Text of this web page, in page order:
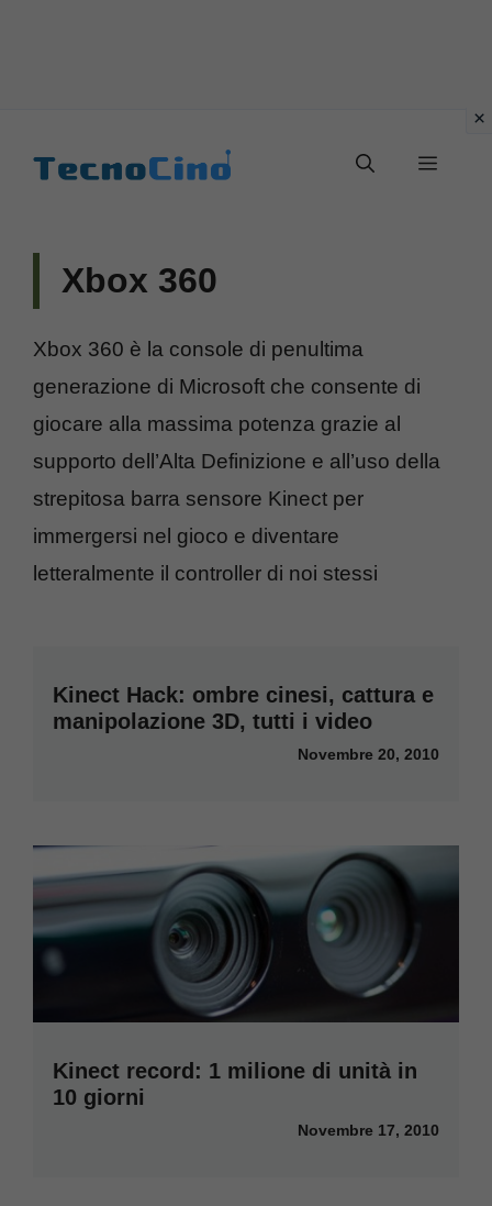
Menu
Xbox 360
Xbox 360 è la console di penultima
generazione di Microsoft che consente di
giocare alla massima potenza grazie al
supporto dell’Alta Definizione e all’uso della
strepitosa barra sensore Kinect per
immergersi nel gioco e diventare
letteralmente il controller di noi stessi
Kinect Hack: ombre cinesi, cattura e
manipolazione 3D, tutti i video
Novembre 20, 2010
Kinect record: 1 milione di unità in
10 giorni
Novembre 17, 2010